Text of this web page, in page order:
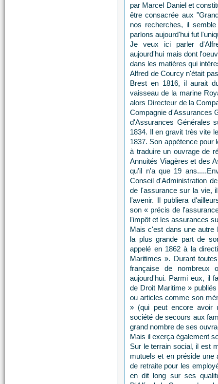
par Marcel Daniel et
être consacrée aux
nos recherches, il
parlons aujourd'hui fut
Je veux ici parler
aujourd'hui mais dont
dans les matières qui
Alfred de Courcy n'était
Brest en 1816, il aurait
vaisseau de la marine
alors Directeur de la
Compagnie d'Assurances
d'Assurances Générales
1834. Il en gravit très vite
1837. Son appétence pour
à traduire un ouvrage de
Annuités Viagères et des
qu'il n'a que 19
Conseil d'Administration
de l'assurance sur la vie,
l'avenir. Il publiera
son « précis de
l'impôt et les assurances
Mais c'est dans une autre
la plus grande part de
appelé en 1862 à la
Maritimes ». Durant
française de nombreux
aujourd'hui. Parmi eux, il
de Droit Maritime »
ou articles comme son
» (qui peut encore avoir
société de secours aux
grand nombre de ses
Mais il exerça également
Sur le terrain social, il est
mutuels et en préside une
de retraite pour les
en dit long sur ses